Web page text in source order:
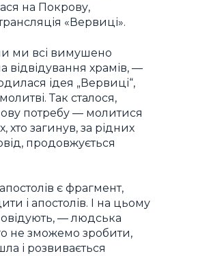
на Покрову,
«Вервиці».
ми всі вимушено
відвідування храмів, —
ідея „Вервиці“,
Так сталося,
потребу — молитися
хто загинув, за рідних
продовжується
є фрагмент,
і апостолів. І на цьому
— людська
не зможемо зробити,
і розвивається